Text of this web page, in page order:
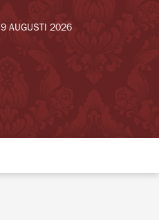
9 AUGUSTI 2026